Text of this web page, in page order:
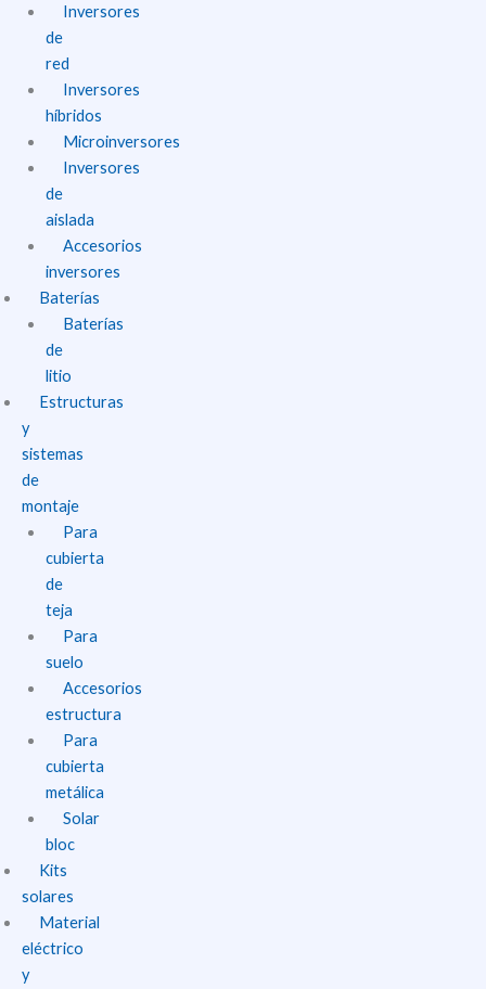
Inversores
de
red
Inversores
híbridos
Microinversores
Inversores
de
aislada
Accesorios
inversores
Baterías
Baterías
de
litio
Estructuras
y
sistemas
de
montaje
Para
cubierta
de
teja
Para
suelo
Accesorios
estructura
Para
cubierta
metálica
Solar
bloc
Kits
solares
Material
eléctrico
y